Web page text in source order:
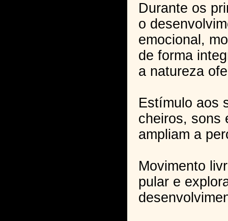
Durante os
o
emocional,
de forma
a natureza
Estímulo aos
cheiros, sons
ampliam a
Movimento
pular e